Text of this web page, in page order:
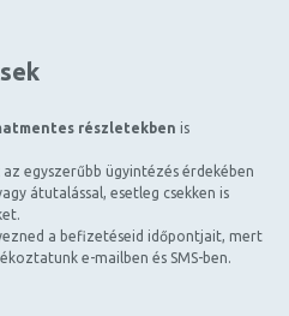
részletekben is
egyszerűbb ügyintézés érdekében
átutalással, esetleg csekken is
a befizetéseid időpontjait, mert
e-mailben és SMS-ben.